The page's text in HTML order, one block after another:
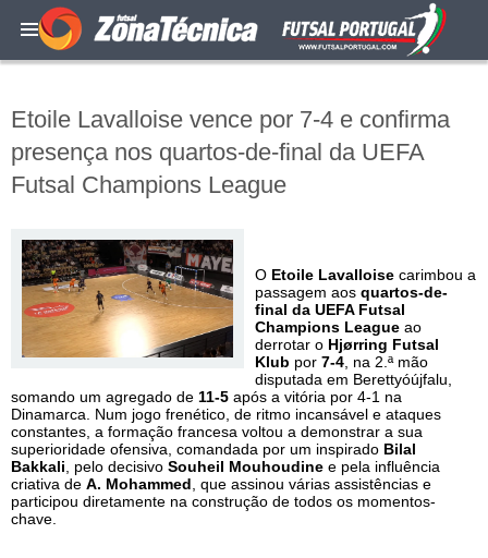
Etoile Lavalloise vence por 7-4 e confirma
presença nos quartos-de-final da UEFA
Futsal Champions League
O Etoile Lavalloise carimbou a
passagem aos quartos-de-
final da UEFA Futsal
Champions League ao
derrotar o Hjørring Futsal
Klub por 7-4 , na 2.ª mão
disputada em Berettyóújfalu,
somando um agregado de 11-5 após a vitória por 4-1 na
Dinamarca. Num jogo frenético, de ritmo incansável e ataques
constantes, a formação francesa voltou a demonstrar a sua
superioridade ofensiva, comandada por um inspirado Bilal
Bakkali , pelo decisivo Souheil Mouhoudine e pela influência
criativa de A. Mohammed , que assinou várias assistências e
participou diretamente na construção de todos os momentos-
chave.